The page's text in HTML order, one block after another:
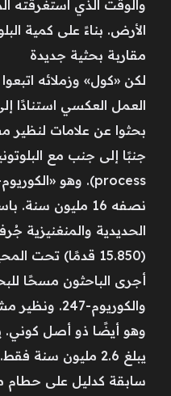
والوقت الذي استغرقته
الأرض. بناءً على كمية
مقاربة بحثية جديدة
لكن «كول» وزملائه
بحثوا عن علامات
نصفه 16 مليون
يبلغ 2.6 مليون
سابقة كدليل على